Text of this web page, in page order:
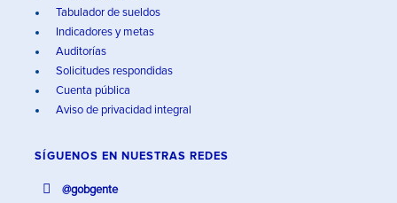
Tabulador de sueldos
Indicadores y metas
Auditorías
Solicitudes respondidas
Cuenta pública
Aviso de privacidad integral
SÍGUENOS EN NUESTRAS REDES
@gobgente